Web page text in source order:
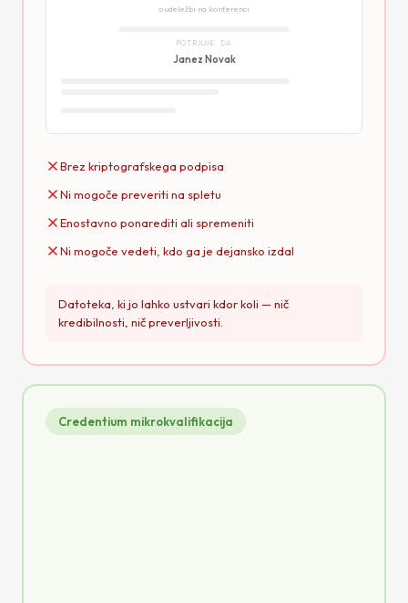
o udeležbi na konferenci
POTRJUJE, DA
Janez Novak
Brez kriptografskega podpisa
Ni mogoče preveriti na spletu
Enostavno ponarediti ali spremeniti
Ni mogoče vedeti, kdo ga je dejansko izdal
Datoteka, ki jo lahko ustvari kdor koli — nič
kredibilnosti, nič preverljivosti.
Credentium mikrokvalifikacija